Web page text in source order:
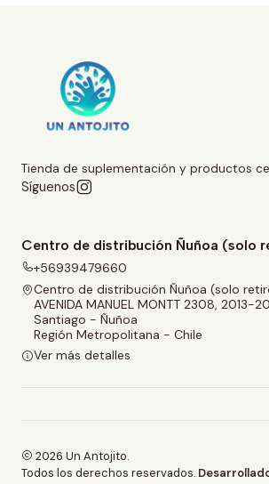
Tienda de suplementación y productos
Síguenos
Centro de distribución Ñuñoa (solo
+56939479660
Centro de distribución Ñuñoa (solo
AVENIDA MANUEL MONTT 2308, 2013-
Santiago - Ñuñoa
Región Metropolitana - Chile
Ver más detalles
2026 Un Antojito.
Todos los derechos reservados.